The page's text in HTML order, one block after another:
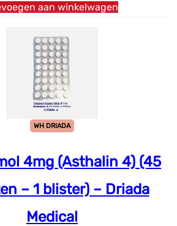
aan winkelwagen
WH DRIADA
4mg (Asthalin 4) (45
– 1 blister) – Driada
Medical